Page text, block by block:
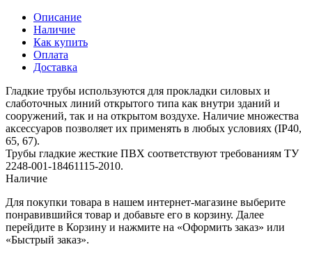
Описание
Наличие
Как купить
Оплата
Доставка
Гладкие трубы используются для прокладки силовых и
слаботочных линий открытого типа как внутри зданий и
сооружений, так и на открытом воздухе. Наличие множества
аксессуаров позволяет их применять в любых условиях (IP40,
65, 67).
Трубы гладкие жесткие ПВХ соответствуют требованиям ТУ
2248-001-18461115-2010.
Наличие
Для покупки товара в нашем интернет-магазине выберите
понравившийся товар и добавьте его в корзину. Далее
перейдите в Корзину и нажмите на «Оформить заказ» или
«Быстрый заказ».